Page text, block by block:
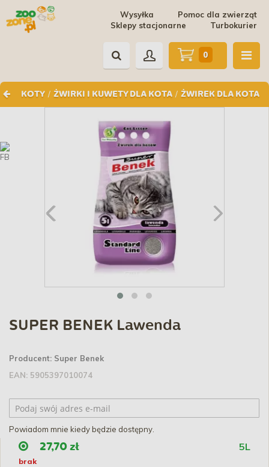
Pomoc dla zwierząt
Wysyłka
Turbokurier
Sklepy stacjonarne
KOTY / ŻWIRKI I KUWETY DLA KOTA / ŻWIREK DLA KOTA
0
SUPER BENEK Lawenda
Producent: Super Benek
EAN: 5905397010074
Powiadom mnie kiedy będzie dostępny.
27,70 zł 5L
brak